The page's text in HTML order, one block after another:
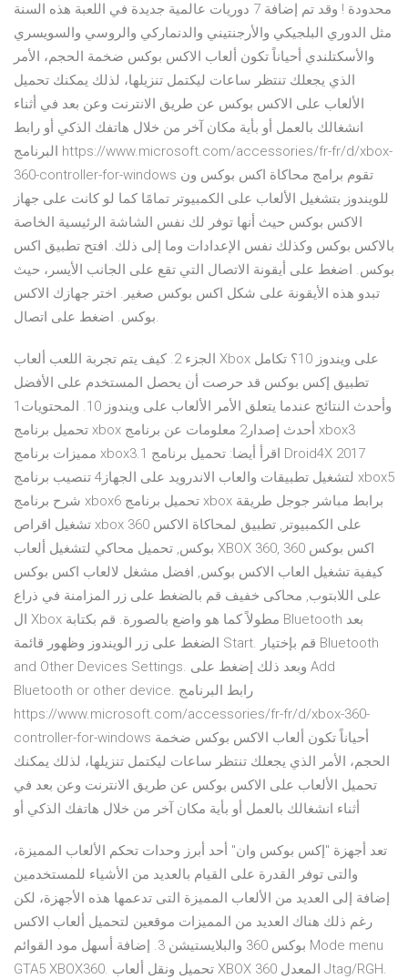
محدودة ! وقد تم إضافة 7 دوريات عالمية جديدة في اللعبة هذه السنة
مثل الدوري البلجيكي والأرجنتيني والدنماركي والروسي والسويسري
والأسكتلندي أحياناً تكون ألعاب الاكس بوكس ضخمة الحجم، الأمر
الذي يجعلك تنتظر ساعات ليكتمل تنزيلها، لذلك يمكنك تحميل
الألعاب على الاكس بوكس عن طريق الانترنت وعن بعد في أثناء
انشغالك بالعمل أو بأية مكان آخر من خلال هاتفك الذكي أو رابط
البرنامج https://www.microsoft.com/accessories/fr-fr/d/xbox-
360-controller-for-windows تقوم برامج محاكاة اكس بوكس ون
للويندوز بتشغيل الألعاب على الكمبيوتر تمامًا كما لو كانت على جهاز
الاكس بوكس حيث أنها توفر لك نفس الشاشة الرئيسية الخاصة
بالاكس بوكس وكذلك نفس الإعدادات وما إلى ذلك. افتح تطبيق اكس
بوكس. اضغط على أيقونة الاتصال التي تقع على الجانب الأيسر، حيث
تبدو هذه الأيقونة على شكل اكس بوكس صغير. اختر جهازك الاكس
بوكس. اضغط على اتصال.
الجزء 2. كيف يتم تجربة اللعب ألعاب Xbox على ويندوز 10؟ تكامل
تطبيق إكس بوكس قد حرصت أن يحصل المستخدم على الأفضل
وأحدث النتائج عندما يتعلق الأمر الألعاب على ويندوز 10. المحتويات1
تحميل برنامج xbox أحدث إصدار2 معلومات عن برنامج xbox3
مميزات برنامج xbox3.1 اقرأ أيضا: تحميل برنامج Droid4X 2017
لتشغيل تطبيقات والعاب الاندرويد على الجهاز4 تنصيب برنامج xbox5
شرح برنامج xbox6 تحميل برنامج xbox برابط مباشر جوجل طريقة
تشغيل اقراص xbox 360 على الكمبيوتر, تطبيق لمحاكاة الاكس
بوكس, تحميل محاكي لتشغيل ألعاب XBOX 360, اكس بوكس 360
كيفية تشغيل العاب الاكس بوكس, افضل مشغل لالعاب اكس بوكس
على اللابتوب, محاكى خفيف قم بالضغط على زر المزامنة في ذراع
ال Xbox مطولاً كما هو واضع بالصورة. قم بكتابة Bluetooth بعد
الضغط على زر الويندوز وظهور قائمة Start. قم بإختيار Bluetooth
and Other Devices Settings. وبعد ذلك إضغط على Add
Bluetooth or other device. رابط البرنامج
https://www.microsoft.com/accessories/fr-fr/d/xbox-360-
controller-for-windows أحياناً تكون ألعاب الاكس بوكس ضخمة
الحجم، الأمر الذي يجعلك تنتظر ساعات ليكتمل تنزيلها، لذلك يمكنك
تحميل الألعاب على الاكس بوكس عن طريق الانترنت وعن بعد في
أثناء انشغالك بالعمل أو بأية مكان آخر من خلال هاتفك الذكي أو
تعد أجهزة "إكس بوكس وان" أحد أبرز وحدات تحكم الألعاب المميزة،
والتى توفر القدرة على القيام بالعديد من الأشياء للمستخدمين
إضافة إلى العديد من الألعاب المميزة التى تدعمها هذه الأجهزة، لكن
رغم ذلك هناك العديد من المميزات موقعين لتحميل ألعاب الاكس
بوكس 360 والبلايستيشن 3. إضافة أسهل مود القوائم Mode menu
GTA5 XBOX360. تحميل ونقل ألعاب XBOX 360 المعدل Jtag/RGH.